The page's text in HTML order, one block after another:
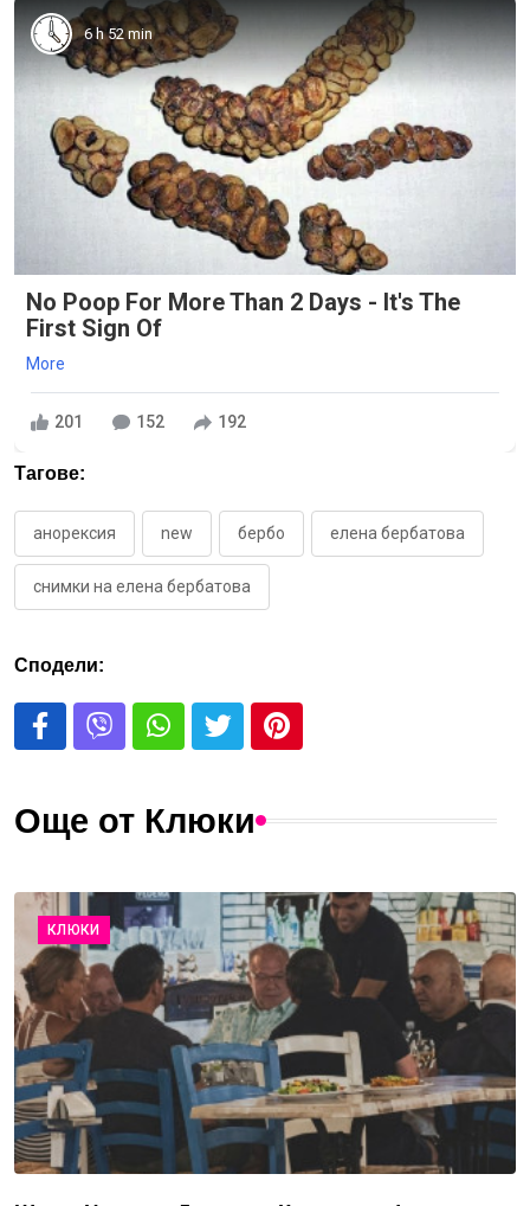
6 h 52 min
No Poop For More Than 2 Days - It's The
First Sign Of
More
201 152 192
Тагове:
анорексия new бербо елена бербатова
снимки на елена бербатова
Сподели:
Още от Клюки
КЛЮКИ